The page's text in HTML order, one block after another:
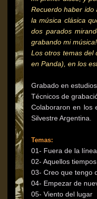
Recuerdo haber ido
la música clásica
dos parados
grabando mi
Los otros temas del
en Panda), en los
Grabado en
Técnicos de
Colaboraron en los
Silvestre Argentina.
Temas:
01- Fuera de la línea
02- Aquellos
03- Creo que tengo
04- Empezar de
05- Viento del lugar